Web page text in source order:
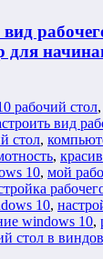
для
рабочий стол,
вид
стол,
,
10, мой
10,
windows 10,
стол в